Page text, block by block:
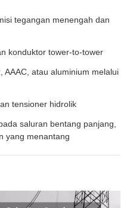
tegangan menengah dan
konduktor tower-to-tower
AAAC, atau aluminium melalui
tensioner hidrolik
saluran bentang panjang,
yang menantang